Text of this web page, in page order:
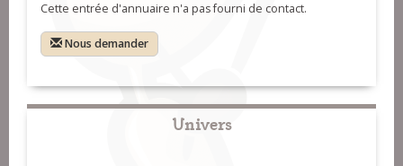
Cette entrée d'annuaire n'a pas fourni de contact.
Nous demander
Univers